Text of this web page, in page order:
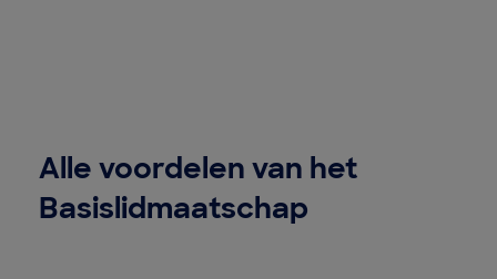
Alle voordelen van het
Basislidmaatschap